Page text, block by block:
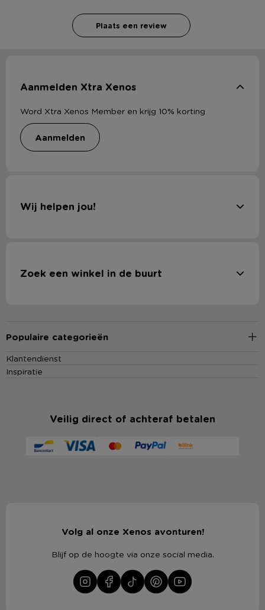
Plaats een review
Aanmelden Xtra Xenos
Word Xtra Xenos Member en krijg 10% korting
aanmelden
Wij helpen jou!
Zoek een winkel in de buurt
Populaire categorieën
Klantendienst
Inspiratie
Veilig direct of achteraf betalen
Volg al onze Xenos avonturen!
Blijf op de hoogte via onze social media.